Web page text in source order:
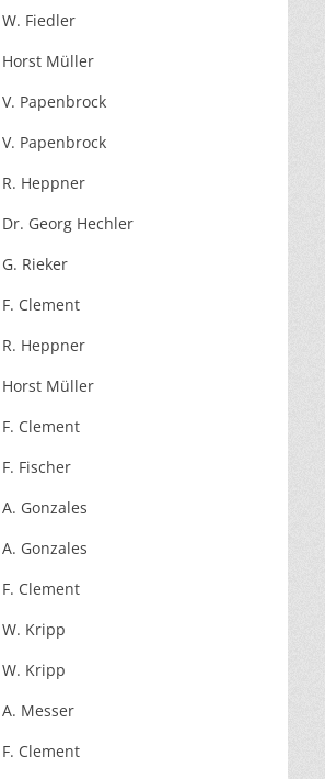
W. Fiedler
Horst Müller
V. Papenbrock
V. Papenbrock
R. Heppner
Dr. Georg Hechler
G. Rieker
F. Clement
R. Heppner
Horst Müller
F. Clement
F. Fischer
A. Gonzales
A. Gonzales
F. Clement
W. Kripp
W. Kripp
A. Messer
F. Clement